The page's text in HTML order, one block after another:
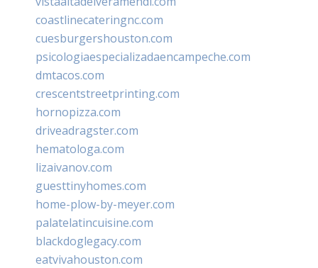
coastlinecateringnc.com
cuesburgershouston.com
psicologiaespecializadaencampeche.com
dmtacos.com
crescentstreetprinting.com
hornopizza.com
driveadragster.com
hematologa.com
lizaivanov.com
guesttinyhomes.com
home-plow-by-meyer.com
palatelatincuisine.com
blackdoglegacy.com
eatvivahouston.com